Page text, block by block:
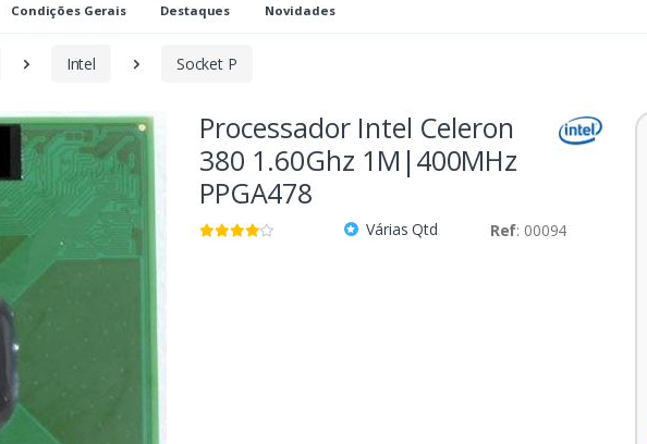
Condições Gerais Destaques Novidades
Intel Socket P
Processador Intel Celeron
380 1.60Ghz 1M|400MHz
PPGA478
Várias Qtd Ref: 00094